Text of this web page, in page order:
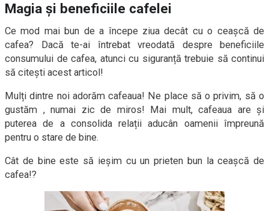
Magia și beneficiile cafelei
Ce mod mai bun de a începe ziua decât cu o ceașcă de
cafea? Dacă te-ai întrebat vreodată despre beneficiile
consumului de cafea, atunci cu siguranță trebuie să continui
să citești acest articol!
Mulți dintre noi adorăm cafeaua! Ne place să o privim, să o
gustăm , numai zic de miros! Mai mult, cafeaua are și
puterea de a consolida relații aducân oamenii împreună
pentru o stare de bine.
Cât de bine este să ieșim cu un prieten bun la ceașcă de
cafea!?